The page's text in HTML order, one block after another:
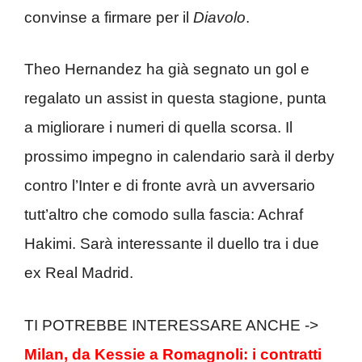
convinse a firmare per il Diavolo.
Theo Hernandez ha già segnato un gol e
regalato un assist in questa stagione, punta
a migliorare i numeri di quella scorsa. Il
prossimo impegno in calendario sarà il derby
contro l’Inter e di fronte avrà un avversario
tutt’altro che comodo sulla fascia: Achraf
Hakimi. Sarà interessante il duello tra i due
ex Real Madrid.
TI POTREBBE INTERESSARE ANCHE ->
Milan, da Kessie a Romagnoli: i contratti